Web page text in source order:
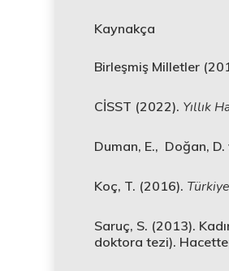
Kaynakça
Birleşmiş Milletler
CİSST (2022). Yıllık
Duman, E., Doğan,
Koç, T. (2016).
Saruç, S. (2013).
doktora tezi).